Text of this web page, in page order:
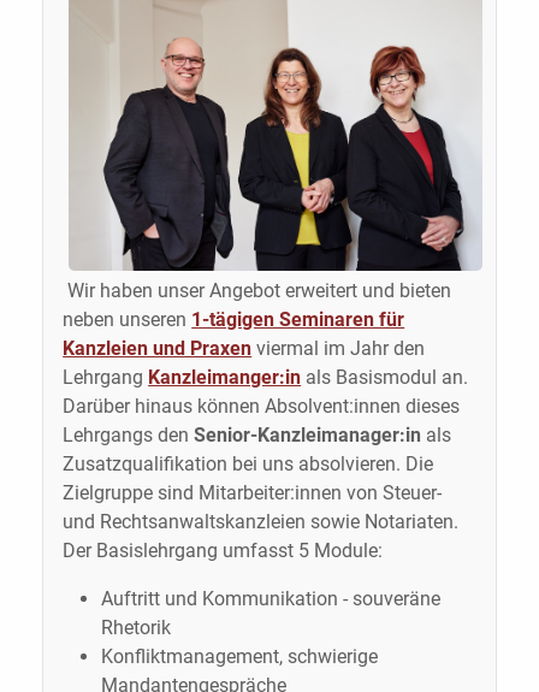
Wir haben unser Angebot erweitert und bieten
neben unseren 1-tägigen Seminaren für
Kanzleien und Praxen viermal im Jahr den
Lehrgang Kanzleimanger:in als Basismodul an.
Darüber hinaus können Absolvent:innen dieses
Lehrgangs denSenior-Kanzleimanager:in als
Zusatzqualifikation bei uns absolvieren. Die
Zielgruppe sind Mitarbeiter:innen von Steuer-
und Rechtsanwaltskanzleien sowie Notariaten.
Der Basislehrgang umfasst 5 Module:
Auftritt und Kommunikation - souveräne
Rhetorik
Konfliktmanagement, schwierige
Mandantengespräche